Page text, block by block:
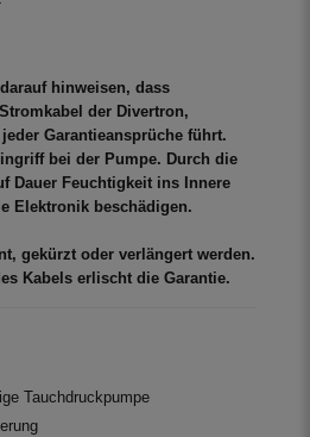
hinweisen, dass
der Divertron,
Garantieansprüche führt.
bei der Pumpe. Durch die
Dauer Feuchtigkeit ins Innere
Elektronik beschädigen.
gekürzt oder verlängert werden.
Kabels erlischt die Garantie.
Tauchdruckpumpe